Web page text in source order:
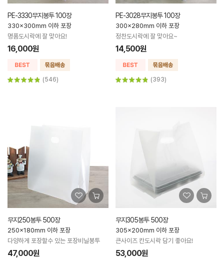
PE-3330무지봉투 100장
330x300mm 이하 포장
명품도시락에 잘 맞아요!
16,000원
(546)
PE-3028무지봉투 100장
300x280mm 이하 포장
정찬도시락에 잘 맞아요~
14,500원
(393)
무지250봉투 500장
250x180mm 이하 포장
다양하게 포장할수 있는 포장비닐봉투
47,000원
무지305봉투 500장
305x200mm 이하 포장
큰사이즈 칸도시락 담기 좋아요!
53,000원